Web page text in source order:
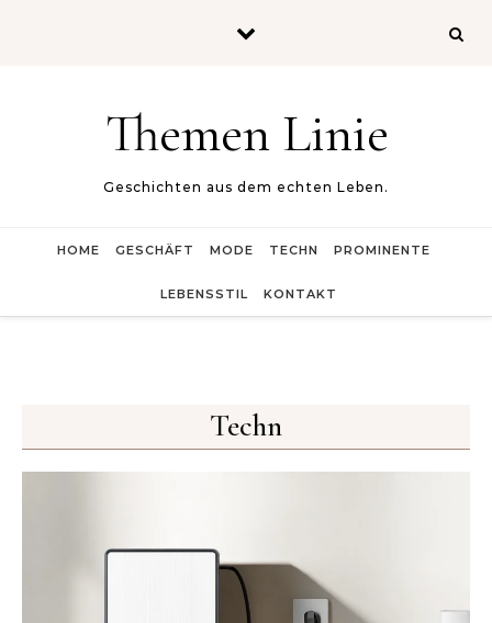
Themen Linie
Geschichten aus dem echten Leben.
HOME GESCHÄFT MODE TECHN PROMINENTE
LEBENSSTIL KONTAKT
Techn